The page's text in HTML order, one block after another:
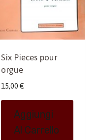
Six Pieces pour
orgue
15,00 €
Aggiungi
Al Carrello